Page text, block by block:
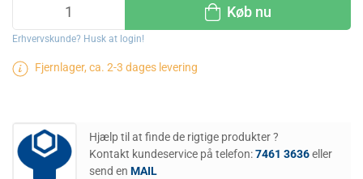
Køb nu
Erhvervskunde? Husk at login!
Fjernlager, ca. 2-3 dages levering
Hjælp til at finde de rigtige produkter ?
Kontakt kundeservice på telefon:7461 3636eller
send en MAIL